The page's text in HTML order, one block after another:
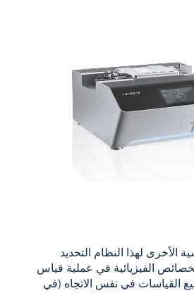
الأخرى لهذا النظام التحديد
الفيزيائية في عملية قياس
القياسات في نفس الاتجاه (في